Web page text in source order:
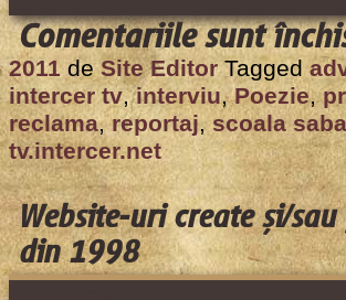
Comentariile sunt
2011 de Site EditorTagged
intercer tv,interviu,Poezie,
reclama,reportaj,scoala
tv.intercer.net
Website-uri create și/
din 1998